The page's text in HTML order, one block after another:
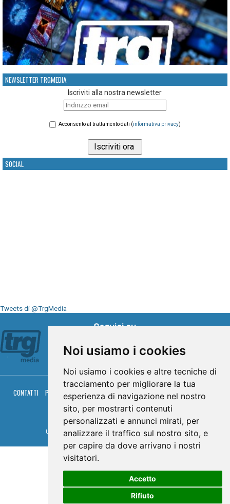
Noi usiamo i cookies
Noi usiamo i cookies e altre tecniche di
tracciamento per migliorare la tua
esperienza di navigazione nel nostro
sito, per mostrarti contenuti
personalizzati e annunci mirati, per
analizzare il traffico sul nostro sito, e
per capire da dove arrivano i nostri
visitatori.
Accetto
Rifiuto
NEWSLETTER TRGMEDIA
Iscriviti alla nostra newsletter
Acconsento al trattamento dati (informativa privacy)
SOCIAL
Tweets di @TrgMedia
Seguici su
CONTATTI PRIVACY COOKIES PALINSESTO DIRETTA TV
DIRETTA RADIO
RGM HITRADIO
© TRG Media 2005-2026
Umbria Televisioni s.r.l. - P.I.00496230541 - www.trgmedia.it- Powered by